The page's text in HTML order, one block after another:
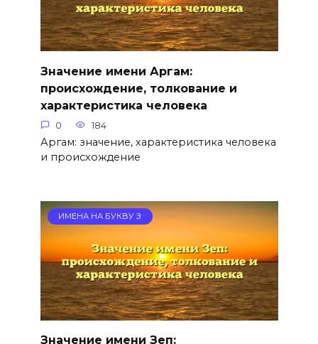
Значение имени Аргам:
происхождение, толкование и
характеристика человека
0 184
Аргам: значение, характеристика человека
и происхождение
ИМЕНА НА БУКВУ З
Значение имени Зеп: